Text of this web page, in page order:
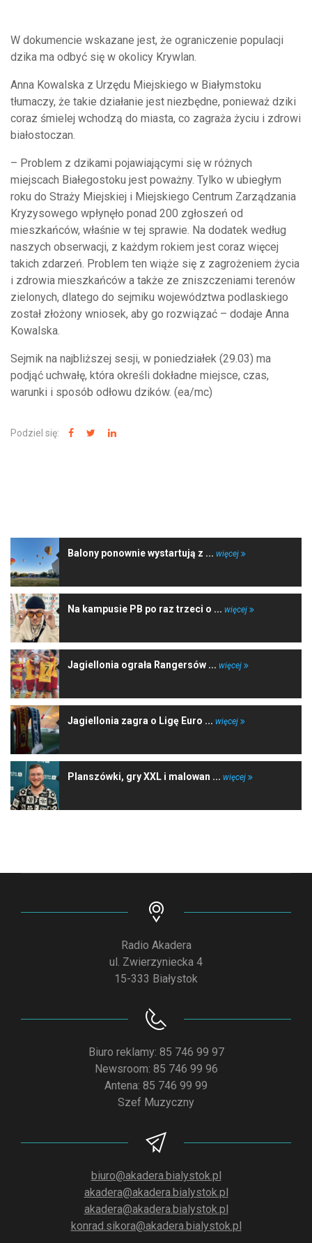
W dokumencie wskazane jest, że ograniczenie populacji
dzika ma odbyć się w okolicy Krywlan.
Anna Kowalska z Urzędu Miejskiego w Białymstoku
tłumaczy, że takie działanie jest niezbędne, ponieważ dziki
coraz śmielej wchodzą do miasta, co zagraża życiu i zdrowi
białostoczan.
– Problem z dzikami pojawiającymi się w różnych
miejscach Białegostoku jest poważny. Tylko w ubiegłym
roku do Straży Miejskiej i Miejskiego Centrum Zarządzania
Kryzysowego wpłynęło ponad 200 zgłoszeń od
mieszkańców, właśnie w tej sprawie. Na dodatek według
naszych obserwacji, z każdym rokiem jest coraz więcej
takich zdarzeń. Problem ten wiąże się z zagrożeniem życia
i zdrowia mieszkańców a także ze zniszczeniami terenów
zielonych, dlatego do sejmiku województwa podlaskiego
został złożony wniosek, aby go rozwiązać – dodaje Anna
Kowalska.
Sejmik na najbliższej sesji, w poniedziałek (29.03) ma
podjąć uchwałę, która określi dokładne miejsce, czas,
warunki i sposób odłowu dzików. (ea/mc)
Podziel się:
Balony ponownie wystartują z ... więcej
Na kampusie PB po raz trzeci o ... więcej
Jagiellonia ograła Rangersów ... więcej
Jagiellonia zagra o Ligę Euro ... więcej
Planszówki, gry XXL i malowan ... więcej
Radio Akadera
ul. Zwierzyniecka 4
15-333 Białystok
Biuro reklamy: 85 746 99 97
Newsroom: 85 746 99 96
Antena: 85 746 99 99
Szef Muzyczny
biuro@akadera.bialystok.pl
akadera@akadera.bialystok.pl
akadera@akadera.bialystok.pl
konrad.sikora@akadera.bialystok.pl